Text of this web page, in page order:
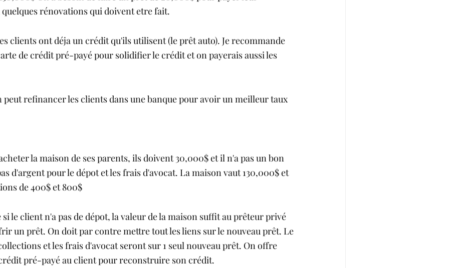
rénovations qui doivent etre fait.
clients ont déja un crédit qu'ils utilisent (le prêt auto). Je recommande
de crédit pré-payé pour solidifier le crédit et on payerais aussi les
peut refinancer les clients dans une banque pour avoir un meilleur taux
la maison de ses parents, ils doivent 30,000$ et il n'a pas un bon
d'argent pour le dépot et les frais d'avocat. La maison vaut 130,000$ et
de 400$ et 800$
si le client n'a pas de dépot, la valeur de la maison suffit au prêteur privé
un prêt. On doit par contre mettre tout les liens sur le nouveau prêt. Le
et les frais d'avocat seront sur 1 seul nouveau prêt. On offre
pré-payé au client pour reconstruire son crédit.